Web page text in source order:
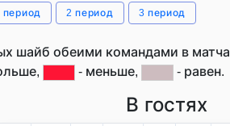
период 2 период 3 период
шайб обеими командами в
- меньше, - равен.
В гостях